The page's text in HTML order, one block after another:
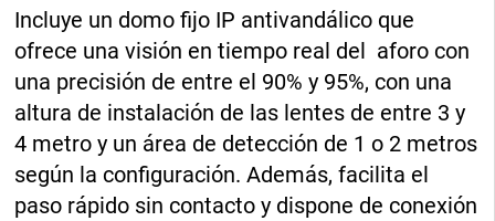
Incluye un domo fijo IP antivandálico que
ofrece una visión en tiempo real del aforo con
una precisión de entre el 90% y 95%, con una
altura de instalación de las lentes de entre 3 y
4 metro y un área de detección de 1 o 2 metros
según la configuración. Además, facilita el
paso rápido sin contacto y dispone de conexión